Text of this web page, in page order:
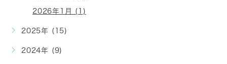
2026年1月 (1)
2025年 (15)
2024年 (9)